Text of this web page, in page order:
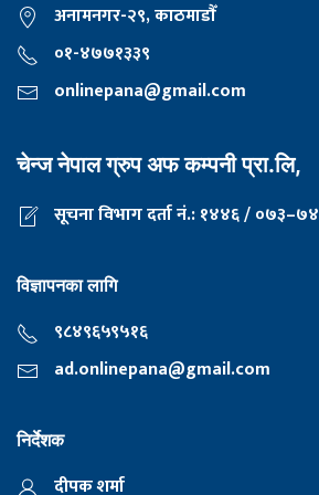
अनामनगर-२९, काठमाडाैँ
०१-४७७१३३९
onlinepana@gmail.com
चेन्ज नेपाल ग्रुप अफ कम्पनी प्रा.लि,
सूचना विभाग दर्ता नं.: १४४६ / ०७३–७४
विज्ञापनका लागि
९८४९६५९५१६
ad.onlinepana@gmail.com
निर्देशक
दीपक शर्मा